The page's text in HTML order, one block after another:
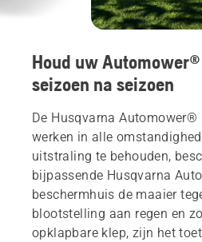
Houd uw
seizoen na seizoen
De Husqvarna
werken in alle
uitstraling te behouden,
bijpassende Husqvarna
beschermhuis de maaier
blootstelling aan regen en zon. Dankzij de
opklapbare klep, zijn het